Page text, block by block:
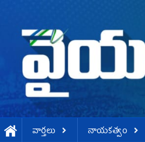
వార్తలు నాయకత్వం